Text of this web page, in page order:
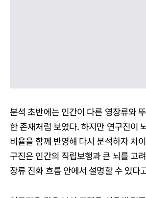
분석 초반에는 인간이 다른 영장류와
한 존재처럼 보였다. 하지만 연구진이
비율을 함께 반영해 다시 분석하자 차
구진은 인간의 직립보행과 큰 뇌를 고
장류 진화 흐름 안에서 설명할 수 있다